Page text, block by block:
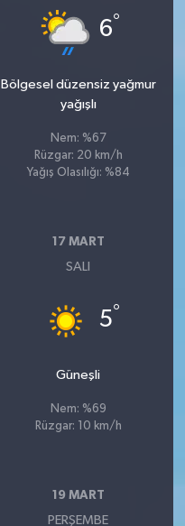
6°
Bölgesel düzensiz yağmur
yağışlı
Nem: %67
Rüzgar: 20 km/h
Yağış Olasılığı: %84
17 MART
SALI
5°
Güneşli
Nem: %69
Rüzgar: 10 km/h
19 MART
PERŞEMBE